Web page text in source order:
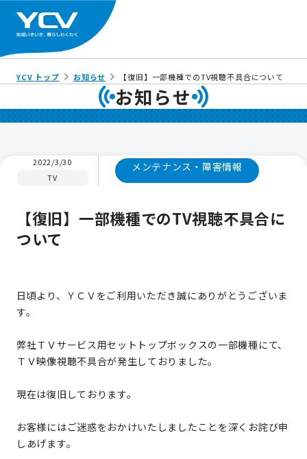
YCV トップ お知らせ 【復旧】一部機種でのTV視聴不具合について
お知らせ
2022/3/30
TV
メンテナンス・障害情報
【復旧】一部機種でのTV視聴不具合に
ついて
日頃より、ＹＣＶをご利用いただき誠にありがとうございま
す。
弊社ＴＶサービス用セットトップボックスの一部機種にて、
ＴＶ映像視聴不具合が発生しておりました。
現在は復旧しております。
お客様にはご迷惑をおかけいたしましたことを深くお詫び申
しあげます。